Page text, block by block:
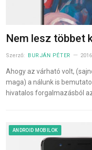
Nem lesz többet
Szerző: BURJÁN PÉTER
Ahogy az várható volt,
maga) a nálunk is
hivatalos forgalmazásból
ANDROID MOBILOK